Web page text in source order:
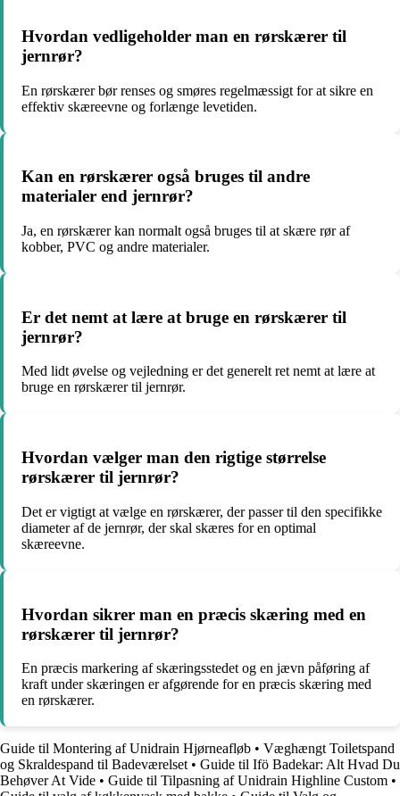
Hvordan vedligeholder man en rørskærer til
jernrør?
En rørskærer bør renses og smøres regelmæssigt for at sikre en
effektiv skæreevne og forlænge levetiden.
Kan en rørskærer også bruges til andre
materialer end jernrør?
Ja, en rørskærer kan normalt også bruges til at skære rør af
kobber, PVC og andre materialer.
Er det nemt at lære at bruge en rørskærer til
jernrør?
Med lidt øvelse og vejledning er det generelt ret nemt at lære at
bruge en rørskærer til jernrør.
Hvordan vælger man den rigtige størrelse
rørskærer til jernrør?
Det er vigtigt at vælge en rørskærer, der passer til den specifikke
diameter af de jernrør, der skal skæres for en optimal
skæreevne.
Hvordan sikrer man en præcis skæring med en
rørskærer til jernrør?
En præcis markering af skæringsstedet og en jævn påføring af
kraft under skæringen er afgørende for en præcis skæring med
en rørskærer.
Guide til Montering af Unidrain Hjørneafløb • Væghængt Toiletspand
og Skraldespand til Badeværelset • Guide til Ifö Badekar: Alt Hvad Du
Behøver At Vide • Guide til Tilpasning af Unidrain Highline Custom •